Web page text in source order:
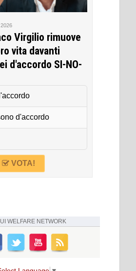
Virgilio rimuove
vita davanti
d'accordo SI-NO-
d'accordo
VOTA!
WELFARE NETWORK